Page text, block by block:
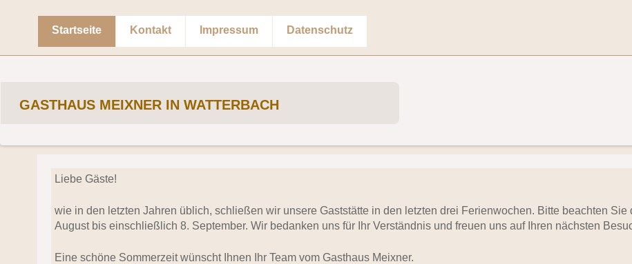
Startseite Kontakt Impressum Datenschutz
GASTHAUS MEIXNER IN WATTERBACH
Liebe Gäste!
wie in den letzten Jahren üblich, schließen wir unsere Gaststätte in den letzten drei Ferienwochen. Bitte beachten
August bis einschließlich 8. September. Wir bedanken uns für Ihr Verständnis und freuen uns auf Ihren nächsten
Eine schöne Sommerzeit wünscht Ihnen Ihr Team vom Gasthaus Meixner.